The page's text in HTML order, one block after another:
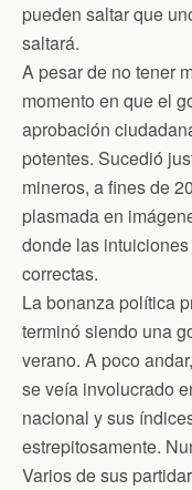
pueden saltar que
saltará.
A pesar de no tener
momento en que el
aprobación
potentes. Sucedió
mineros, a fines de
plasmada en
donde las
correctas.
La bonanza política
terminó siendo una
verano. A poco
se veía involucrado
nacional y sus
estrepitosamente.
Varios de sus